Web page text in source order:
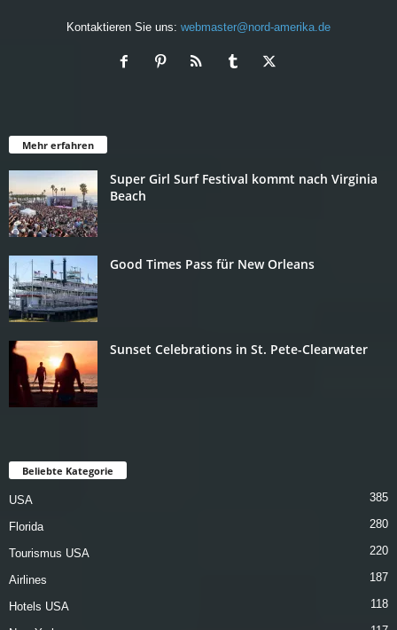
Kontaktieren Sie uns: webmaster@nord-amerika.de
Mehr erfahren
Super Girl Surf Festival kommt nach Virginia
Beach
Good Times Pass für New Orleans
Sunset Celebrations in St. Pete-Clearwater
Beliebte Kategorie
USA 385
Florida 280
Tourismus USA 220
Airlines 187
Hotels USA 118